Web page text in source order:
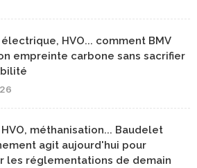
électrique, HVO... comment BMV
empreinte carbone sans sacrifier
HVO, méthanisation... Baudelet
agit aujourd'hui pour
les réglementations de demain